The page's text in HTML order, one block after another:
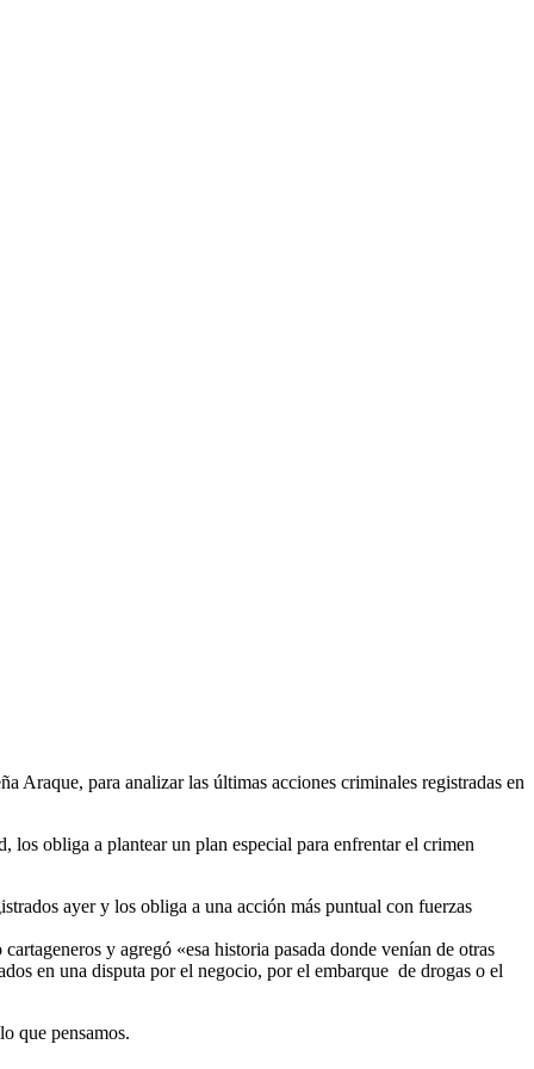
Araque, para analizar las últimas acciones criminales registradas en
obliga a plantear un plan especial para enfrentar el crimen
ayer y los obliga a una acción más puntual con fuerzas
y agregó «esa historia pasada donde venían de otras
en una disputa por el negocio, por el embarque de drogas o el
que pensamos.